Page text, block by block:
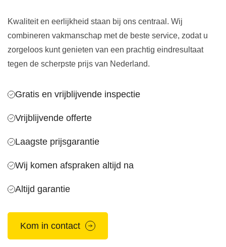
Kwaliteit en eerlijkheid staan bij ons centraal. Wij
combineren vakmanschap met de beste service, zodat u
zorgeloos kunt genieten van een prachtig eindresultaat
tegen de scherpste prijs van Nederland.
Gratis en vrijblijvende inspectie
Vrijblijvende offerte
Laagste prijsgarantie
Wij komen afspraken altijd na
Altijd garantie
Kom in contact